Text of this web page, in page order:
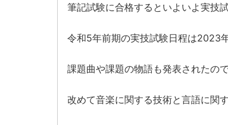
筆記試験に合格するといよいよ実技試
令和5年前期の実技試験日程は2023
課題曲や課題の物語も発表されたの
改めて音楽に関する技術と言語に関